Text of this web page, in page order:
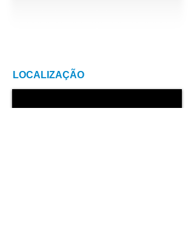
LOCALIZAÇÃO